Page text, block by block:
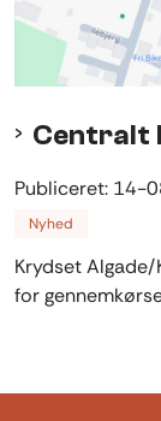
Centralt
Publiceret: 14-
Nyhed
Krydset
for